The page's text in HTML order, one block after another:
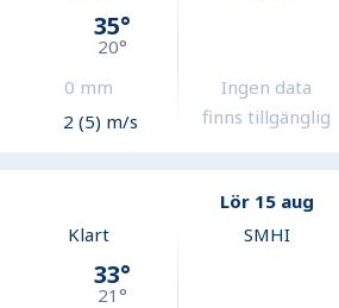
35°
20°
0 mm
2 (5) m/s
Ingen data
finns tillgänglig
Lör 15 aug
Klart
33°
21°
SMHI